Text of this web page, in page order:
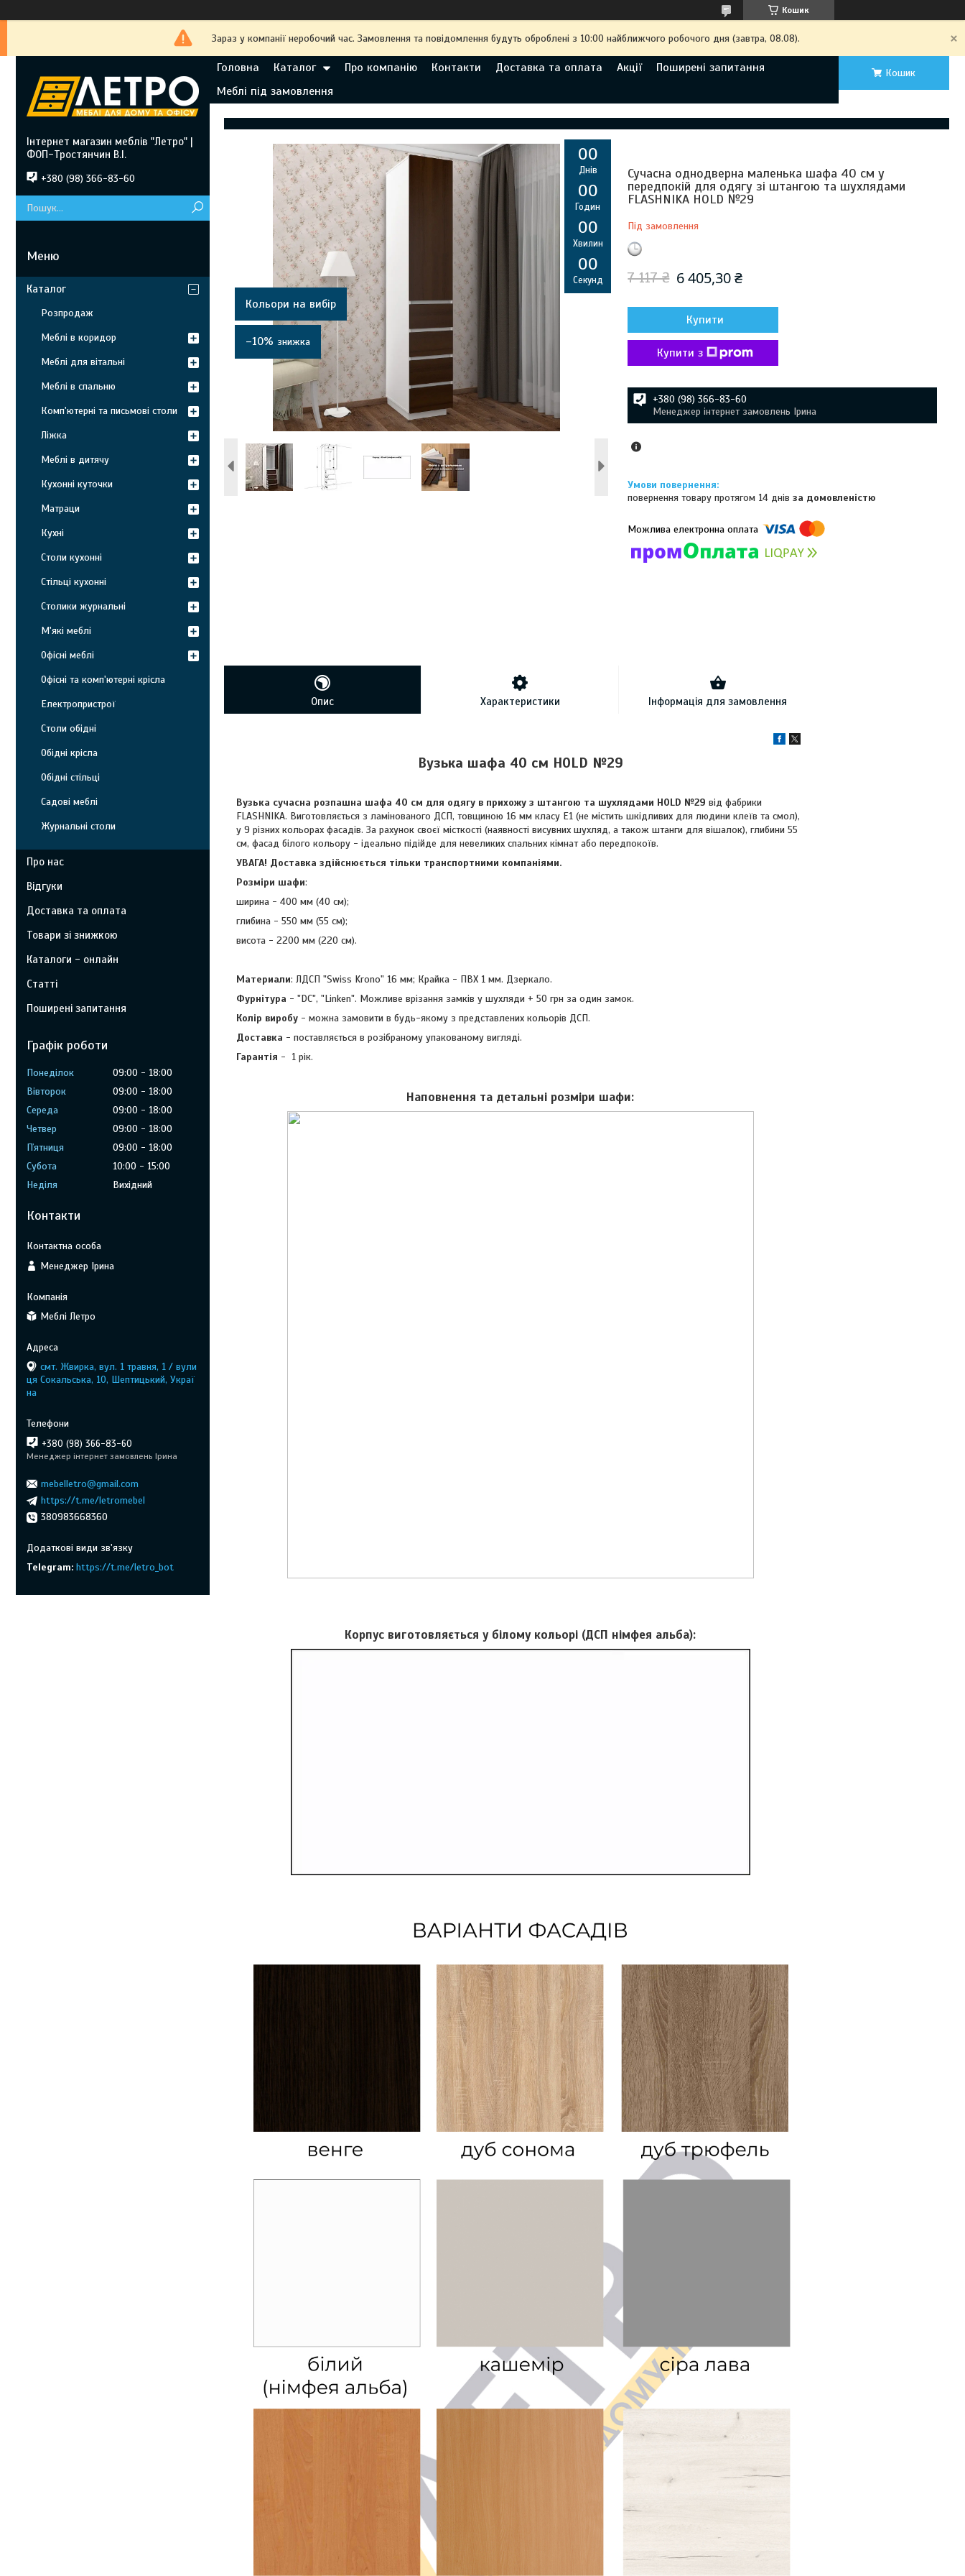
Кошик
Зараз у компанії неробочий час. Замовлення та повідомлення будуть оброблені з 10:00 найближчого робочого дня (завтра, 08.08).
Головна Каталог Про компанію Контакти Доставка та оплата Акції
Поширені запитання
Меблі під замовлення
Кошик
00
Днів
00
Годин
00
Хвилин
00
Секунд
Кольори на вибір
–10%
Сучасна однодверна маленька шафа 40 см у
передпокій для одягу зі штангою та шухлядами
FLASHNIKA HOLD №29
Під замовлення
7 117 ₴ 6 405,30 ₴
Купити
Купити з
+380 (98) 366-83-60
Менеджер інтернет замовлень Ірина
повернення товару протягом 14 днівза домовленістю
Опис Характеристики Інформація для замовлення
Вузька шафа 40 см HOLD №29
Вузька сучасна розпашна шафа 40 см для одягу в прихожу з штангою та шухлядами HOLD №29 від фабрики
FLASHNIKA. Виготовляється з ламінованого ДСП, товщиною 16 мм класу Е1 (не містить шкідливих для людини клеїв та смол),
у 9 різних кольорах фасадів. За рахунок своєї місткості (наявності висувних шухляд, а також штанги для вішалок), глибини 55
см, фасад білого кольору - ідеально підійде для невеликих спальних кімнат або передпокоїв.
УВАГА! Доставка здійснюється тільки транспортними компаніями.
Розміри шафи:
ширина - 400 мм (40 см);
глибина - 550 мм (55 см);
висота - 2200 мм (220 см).
Материали: ЛДСП "Swiss Krono" 16 мм; Крайка - ПВХ 1 мм. Дзеркало.
Фурнітура - "DC", "Linken". Можливе врізання замків у шухляди + 50 грн за один замок.
Колір виробу - можна замовити в будь-якому з представлених кольорів ДСП.
Доставка - поставляється в розібраному упакованому вигляді.
Гарантія - 1 рік.
Наповнення та детальні розміри шафи:
Корпус виготовляється у білому кольорі (ДСП німфея альба):
Інтернет магазин меблів "Летро" |
ФОП-Тростянчин В.І.
+380 (98) 366-83-60
Каталог
Розпродаж
Меблі в коридор
Меблі для вітальні
Меблі в спальню
Комп'ютерні та письмові столи
Ліжка
Меблі в дитячу
Кухонні куточки
Матраци
Кухні
Столи кухонні
Стільці кухонні
Столики журнальні
М'які меблі
Офісні меблі
Офісні та комп'ютерні крісла
Електропристрої
Столи обідні
Обідні крісла
Обідні стільці
Садові меблі
Журнальні столи
Про нас
Відгуки
Доставка та оплата
Товари зі знижкою
Каталоги - онлайн
Статті
Поширені запитання
Графік роботи
Понеділок 09:00
18:00
Вівторок
09:00
18:00
Середа
09:00
18:00
Четвер
09:00
18:00
Пʼятниця
09:00
18:00
Субота
10:00
15:00
Неділя
Вихідний
Контакти
Менеджер Ірина
Меблі Летро
смт. Жвирка, вул. 1 травня, 1 / вули
ця Сокальська, 10, Шептицький, Украї
на
+380 (98) 366-83-60
Менеджер інтернет замовлень Ірина
mebelletro@gmail.com
https://t.me/letromebel
380983668360
Telegram https://t.me/letro_bot